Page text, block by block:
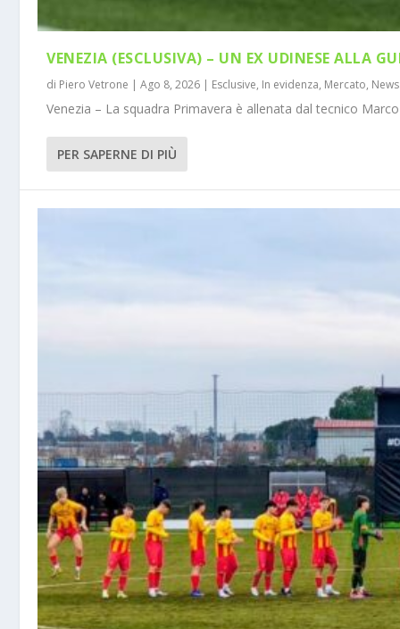
VENEZIA (ESCLUSIVA) – UN EX UDINESE ALLA
di Piero Vetrone |Ago 8, 2026 Esclusive, In evidenza, Mercato, News
Venezia – La squadra Primavera è allenata dal tecnico
PER SAPERNE DI PIÙ